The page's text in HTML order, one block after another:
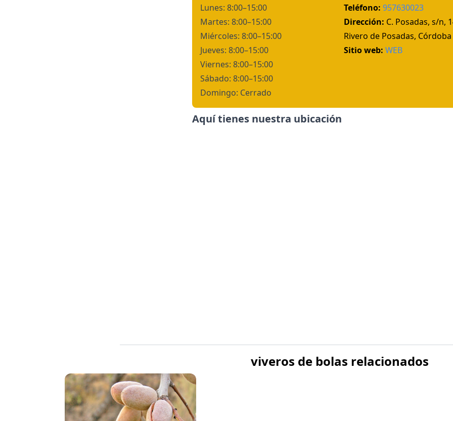
Lunes: 8:00–15:00
Martes: 8:00–15:00
Miércoles: 8:00–15:00
Jueves: 8:00–15:00
Viernes: 8:00–15:00
Sábado: 8:00–15:00
Domingo: Cerrado
Teléfono: 957630023
Dirección: C. Posadas, s/n,
Rivero de Posadas, Córdoba
Sitio web: WEB
Aquí tienes nuestra ubicación
viveros de bolas relacionados